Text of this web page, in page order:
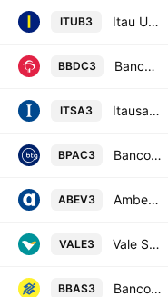
ITUB3 Itau Unibanco Holding S.A.
BBDC3 Banco Bradesco SA
ITSA3 Itausa SA
BPAC3 Banco BTG Pactual SA
ABEV3 Ambev SA
VALE3 Vale S.A.
BBAS3 Banco do Brasil S.A.